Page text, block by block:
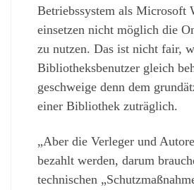
Betriebssystem als Microsoft
einsetzen nicht möglich die
zu nutzen. Das ist nicht fair,
Bibliotheksbenutzer gleich
geschweige denn dem
einer Bibliothek zuträglich.
„Aber die Verleger und
bezahlt werden, darum
technischen